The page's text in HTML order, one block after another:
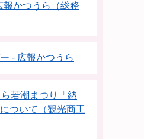
報かつうら（総務
- 広報かつうら
若潮まつり「納
ついて（観光商工